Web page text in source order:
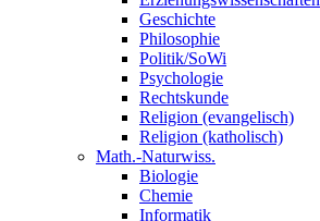
Geschichte
Philosophie
Politik/SoWi
Psychologie
Rechtskunde
Religion (evangelisch)
Religion (katholisch)
Math.-Naturwiss.
Biologie
Chemie
Informatik